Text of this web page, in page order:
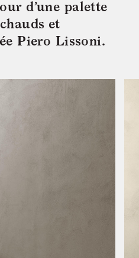
d’une palette
et
Piero Lissoni.